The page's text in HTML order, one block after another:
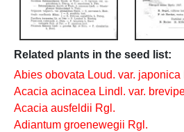
Related plants in the seed list:
Abies obovata Loud. var. japonica
Acacia acinacea Lindl. var.
Acacia ausfeldii Rgl.
Adiantum groenewegii Rgl.